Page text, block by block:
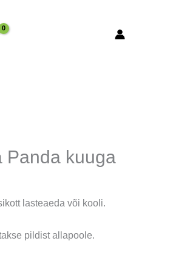
Panda kuuga
lasteaeda või kooli.
pildist allapoole.